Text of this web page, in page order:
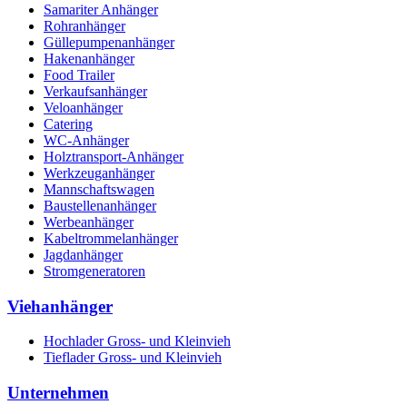
Samariter Anhänger
Rohranhänger
Güllepumpenanhänger
Hakenanhänger
Food Trailer
Verkaufsanhänger
Veloanhänger
Catering
WC-Anhänger
Holztransport-Anhänger
Werkzeuganhänger
Mannschaftswagen
Baustellenanhänger
Werbeanhänger
Kabeltrommelanhänger
Jagdanhänger
Stromgeneratoren
Viehanhänger
Hochlader Gross- und Kleinvieh
Tieflader Gross- und Kleinvieh
Unternehmen